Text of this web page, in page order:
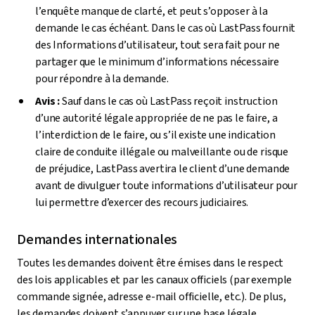
l’enquête manque de clarté, et peut s’opposer à la
demande le cas échéant. Dans le cas où LastPass fournit
des Informations d’utilisateur, tout sera fait pour ne
partager que le minimum d’informations nécessaire
pour répondre à la demande.
Avis :Sauf dans le cas où LastPass reçoit instruction
d’une autorité légale appropriée de ne pas le faire, a
l’interdiction de le faire, ou s’il existe une indication
claire de conduite illégale ou malveillante ou de risque
de préjudice, LastPass avertira le client d’une demande
avant de divulguer toute informations d’utilisateur pour
lui permettre d’exercer des recours judiciaires.
Demandes internationales
Toutes les demandes doivent être émises dans le respect
des lois applicables et par les canaux officiels (par exemple
commande signée, adresse e-mail officielle, etc.). De plus,